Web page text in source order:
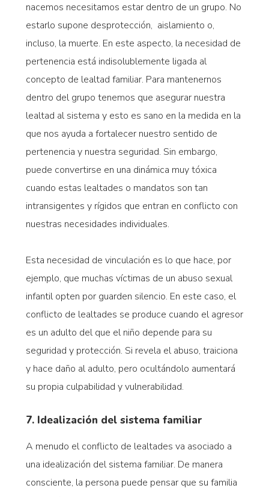
nacemos necesitamos estar dentro de un grupo. No
estarlo supone desprotección, aislamiento o,
incluso, la muerte. En este aspecto, la necesidad de
pertenencia está indisolublemente ligada al
concepto de lealtad familiar. Para mantenernos
dentro del grupo tenemos que asegurar nuestra
lealtad al sistema y esto es sano en la medida en la
que nos ayuda a fortalecer nuestro sentido de
pertenencia y nuestra seguridad. Sin embargo,
puede convertirse en una dinámica muy tóxica
cuando estas lealtades o mandatos son tan
intransigentes y rígidos que entran en conflicto con
nuestras necesidades individuales.
Esta necesidad de vinculación es lo que hace, por
ejemplo, que muchas víctimas de un abuso sexual
infantil opten por guarden silencio. En este caso, el
conflicto de lealtades se produce cuando el agresor
es un adulto del que el niño depende para su
seguridad y protección. Si revela el abuso, traiciona
y hace daño al adulto, pero ocultándolo aumentará
su propia culpabilidad y vulnerabilidad.
7. Idealización del sistema familiar
A menudo el conflicto de lealtades va asociado a
una idealización del sistema familiar. De manera
consciente, la persona puede pensar que su familia